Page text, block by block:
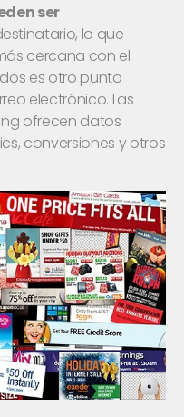
ser
lo que
cercana con el
es otro punto
electrónico. Las
ofrecen datos
conversiones y otros